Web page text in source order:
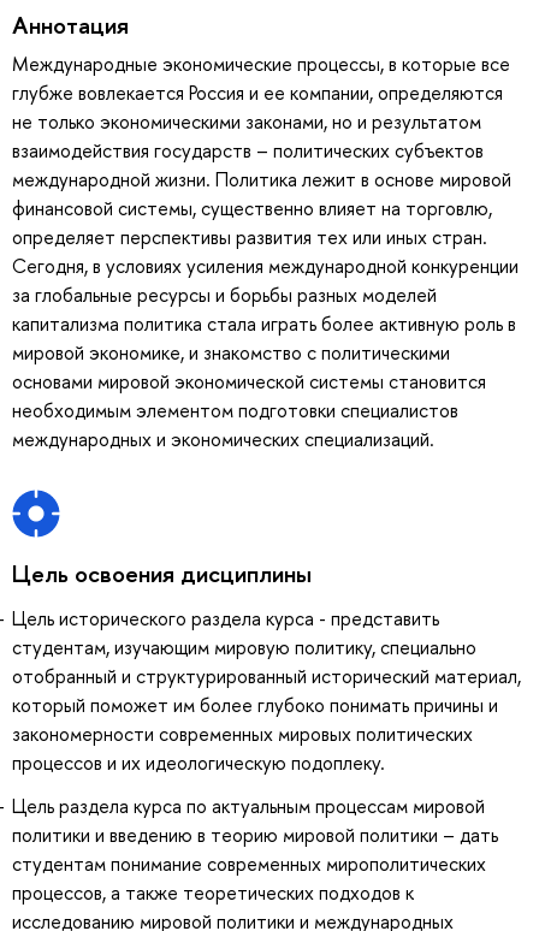
Аннотация
Международные экономические процессы, в которые все
глубже вовлекается Россия и ее компании, определяются
не только экономическими законами, но и результатом
взаимодействия государств – политических субъектов
международной жизни. Политика лежит в основе мировой
финансовой системы, существенно влияет на торговлю,
определяет перспективы развития тех или иных стран.
Сегодня, в условиях усиления международной конкуренции
за глобальные ресурсы и борьбы разных моделей
капитализма политика стала играть более активную роль в
мировой экономике, и знакомство с политическими
основами мировой экономической системы становится
необходимым элементом подготовки специалистов
международных и экономических специализаций.
Цель освоения дисциплины
Цель исторического раздела курса - представить
студентам, изучающим мировую политику, специально
отобранный и структурированный исторический материал,
который поможет им более глубоко понимать причины и
закономерности современных мировых политических
процессов и их идеологическую подоплеку.
Цель раздела курса по актуальным процессам мировой
политики и введению в теорию мировой политики – дать
студентам понимание современных мирополитических
процессов, а также теоретических подходов к
исследованию мировой политики и международных